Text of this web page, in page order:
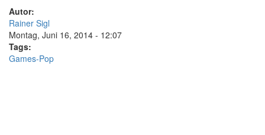
Autor:
Rainer Sigl
Montag, Juni 16, 2014 - 12:07
Tags:
Games-Pop